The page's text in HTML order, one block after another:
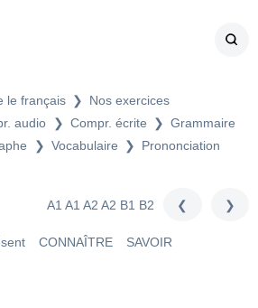
audio Compr. écrite
Grammaire
Vocabulaire
Prononciation
A1 A1 A2 A2 B1 B2 précédent
CONNAÎTRE
SAVOIR